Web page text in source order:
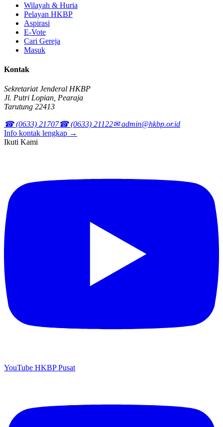
Wilayah & Huria
Pelayan HKBP
Aspirasi
E-Vote
Cari Gereja
Masuk
Kontak
Sekretariat Jenderal HKBP
Jl. Putri Lopian, Pearaja
Tarutung 22413
☎ (0633) 21707☎ (0633) 21122✉ admin@hkbp.or.id
Info kontak lengkap →
Ikuti Kami
YouTube HKBP Pusat